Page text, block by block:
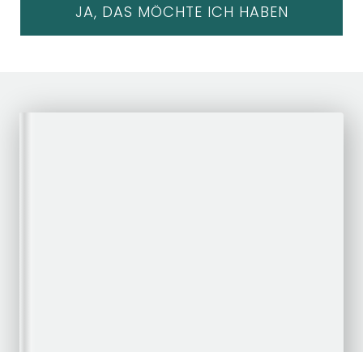
JA, DAS MÖCHTE ICH HABEN